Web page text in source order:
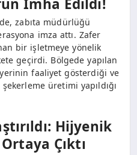
İmha Edildi!
zabıta müdürlüğü
imza attı. Zafer
bir işletmeye yönelik
geçirdi. Bölgede yapılan
faaliyet gösterdiği ve
üretimi yapıldığı
Hijyenik
Çıktı